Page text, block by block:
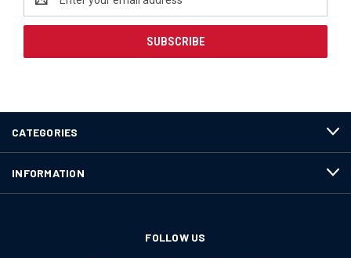
Address
CATEGORIES
INFORMATION
FOLLOW US